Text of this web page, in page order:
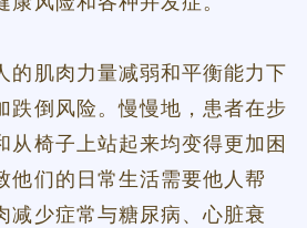
的肌肉力量减弱和平衡能力下
跌倒风险。慢慢地，患者在步
从椅子上站起来均变得更加困
他们的日常生活需要他人帮
减少症常与糖尿病、心脏衰